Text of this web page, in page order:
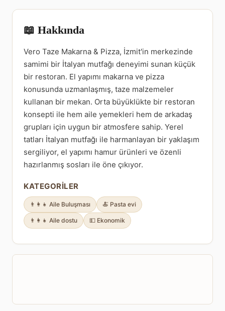
📖 Hakkında
Vero Taze Makarna & Pizza, İzmit'in merkezinde
samimi bir İtalyan mutfağı deneyimi sunan küçük
bir restoran. El yapımı makarna ve pizza
konusunda uzmanlaşmış, taze malzemeler
kullanan bir mekan. Orta büyüklükte bir restoran
konsepti ile hem aile yemekleri hem de arkadaş
grupları için uygun bir atmosfere sahip. Yerel
tatları İtalyan mutfağı ile harmanlayan bir yaklaşım
sergiliyor, el yapımı hamur ürünleri ve özenli
hazırlanmış sosları ile öne çıkıyor.
KATEGORILER
👨‍👩‍👧 Aile Buluşması 🍝 Pasta evi
👨‍👩‍👧 Aile dostu 💵 Ekonomik